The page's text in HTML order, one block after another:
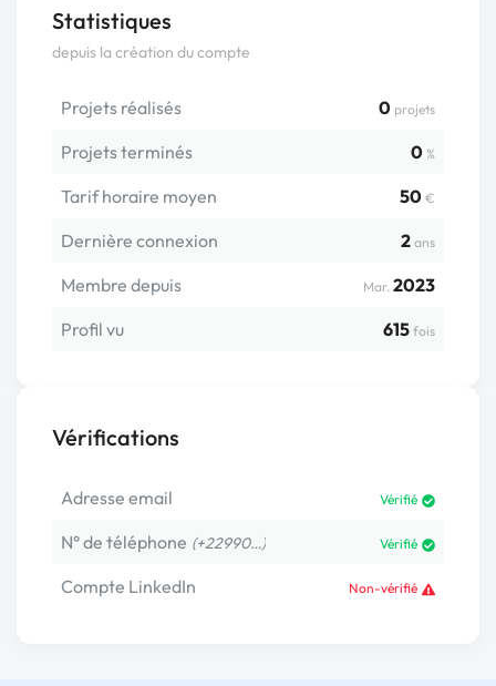
Statistiques
depuis la création du compte
Projets réalisés 0 projets
Projets terminés 0 %
Tarif horaire moyen 50 €
Dernière connexion 2 ans
Membre depuis Mar. 2023
Profil vu
615 fois
Vérifications
Adresse email Vérifié
N° de téléphone (+22990…) Vérifié
Compte LinkedIn Non-vérifié